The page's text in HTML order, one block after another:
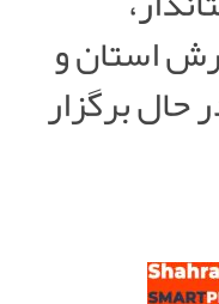
استان و
حال برگزار